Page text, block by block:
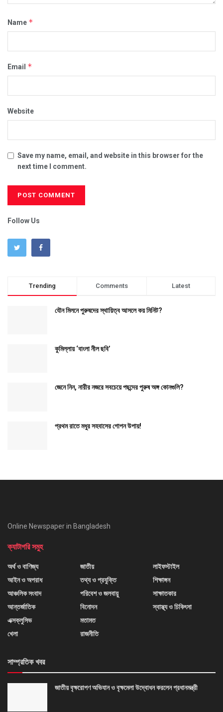
Name *
Email *
Website
Save my name, email, and website in this browser for the
next time I comment.
Follow Us
Trending Comments Latest
যৌন মিলনে পুরুষদের স্থায়িত্ব আসলে কয় মিনিট?
কুমিল্লায় ‘বাংলা নীল ছবি’
জেনে নিন, নারীর নজরে সবচেয়ে পছন্দের পুরুষ অঙ্গ কোনগুলি?
প্রথম রাতে মধুর সহবাসের গোপন উপায়!
Online Newspaper in Bangladesh
ক্যাটাগরি সমুহ
অর্থ ও বাণিজ্য
আইন ও অপরাধ
আঞ্চলিক সংবাদ
আন্তর্জাতিক
এক্সক্লুসিভ
খেলা
জাতীয়
তথ্য ও প্রযুক্তি
পরিবেশ ও জলবায়ু
বিনোদন
মতামত
রাজনীতি
লাইফস্টাইল
শিক্ষাঙ্গন
সাক্ষাতকার
স্বাস্থ্য ও চিকিৎসা
সাম্প্রতিক খবর
জাতীয় বৃক্ষরোপণ অভিযান ও বৃক্ষমেলা উদ্বোধন করলেন প্রধানমন্ত্রী